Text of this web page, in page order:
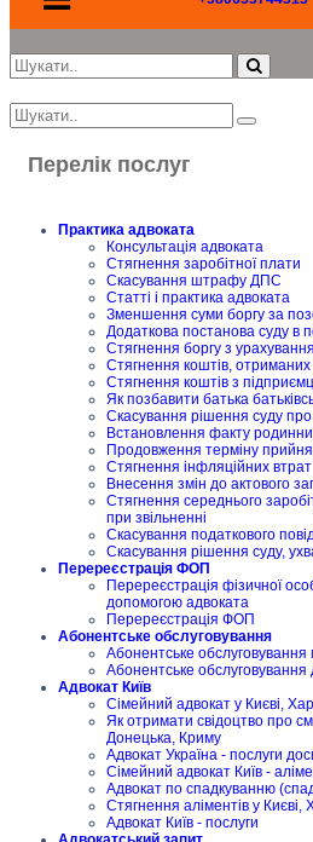
Перелік послуг
Практика адвоката
Консультація адвоката
Стягнення заробітної плати
Скасування штрафу ДПС
Статті і практика адвоката
Зменшення суми боргу за
Додаткова постанова суду в
Стягнення боргу з
Стягнення коштів,
Стягнення коштів з
Як позбавити батька
Скасування рішення суду
Встановлення факту
Продовження терміну
Стягнення інфляційних втрат
Внесення змін до актового
Стягнення середнього
при звільненні
Скасування податкового
Скасування рішення суду,
Перереєстрація ФОП
Перереєстрація фізичної
допомогою адвоката
Перереєстрація ФОП
Абонентське обслуговування
Абонентське обслуговування
Абонентське
Адвокат Київ
Сімейний адвокат у Києві,
Як отримати свідоцтво про
Донецька, Криму
Адвокат Україна - послуги
Сімейний адвокат Київ -
Адвокат по спадкуванню
Стягнення аліментів у Києві,
Адвокат Київ - послуги